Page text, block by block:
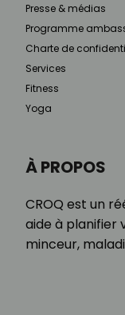
À PROPOS
CROQ est un
aide à planifier
minceur,
Presse & médias
Programme
Charte de
Services
Fitness
Yoga